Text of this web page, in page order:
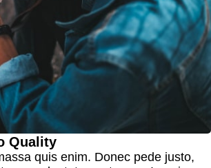
Quality
quis enim. Donec pede justo,